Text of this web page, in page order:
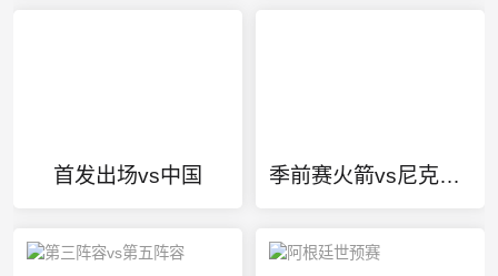
首发出场vs中国 季前赛火箭vs尼克斯录像回放